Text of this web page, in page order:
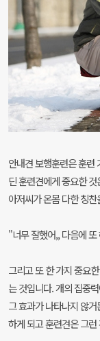
안내견 보행훈련은 훈련
딘 훈련견에게 중요한
아저씨가 온몸 다한 칭
"너무 잘했어,, 다음에
그리고 또 한 가지 중요
는 것입니다. 개의 집중
그 효과가 나타나지 않
하게 되고 훈련견은 그